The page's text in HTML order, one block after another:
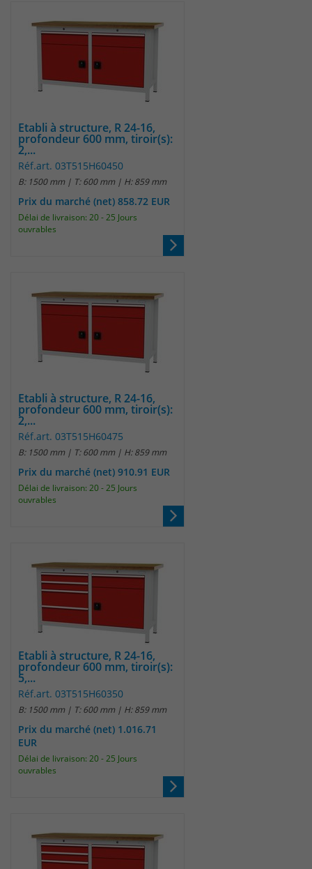
Etabli à structure, R 24-16,
profondeur 600 mm, tiroir(s):
2,...
Réf.art. 03T515H60450
B: 1500 mm | T: 600 mm | H: 859 mm
Prix du marché (net) 858.72 EUR
Délai de livraison: 20 - 25 Jours
ouvrables
Etabli à structure, R 24-16,
profondeur 600 mm, tiroir(s):
2,...
Réf.art. 03T515H60475
B: 1500 mm | T: 600 mm | H: 859 mm
Prix du marché (net) 910.91 EUR
Délai de livraison: 20 - 25 Jours
ouvrables
Etabli à structure, R 24-16,
profondeur 600 mm, tiroir(s):
5,...
Réf.art. 03T515H60350
B: 1500 mm | T: 600 mm | H: 859 mm
Prix du marché (net) 1.016.71
EUR
Délai de livraison: 20 - 25 Jours
ouvrables